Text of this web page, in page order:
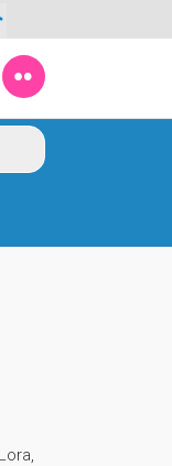
,